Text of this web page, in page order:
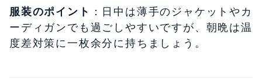
服装のポイント ：日中は薄手のジャケットやカ
ーディガンでも過ごしやすいですが、朝晩は温
度差対策に一枚余分に持ちましょう。